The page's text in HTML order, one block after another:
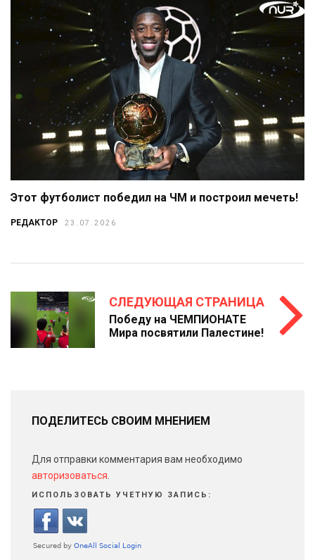
Этот футболист победил на ЧМ и построил мечеть!
РЕДАКТОР 23.07.2026
СЛЕДУЮЩАЯ СТРАНИЦА
Победу на ЧЕМПИОНАТЕ
Мира посвятили Палестине!
ПОДЕЛИТЕСЬ СВОИМ МНЕНИЕМ
Для отправки комментария вам необходимо
авторизоваться
ИСПОЛЬЗОВАТЬ УЧЕТНУЮ ЗАПИСЬ: